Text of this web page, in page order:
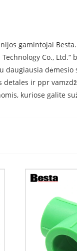
gamintojai
Co.,
daugiausia
detales ir ppr
kuriose galite